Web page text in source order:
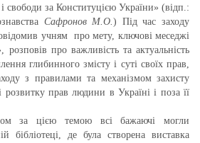
свободи за Конституцією України» (відп.:
Сафронов М.О.) Під час заходу
учням про мету, ключові меседжі
про важливість та актуальність
глибинного змісту і суті своїх прав,
з правилами та механізмом захисту
розвитку прав людини в Україні і поза її
за цією темою всі бажаючі могли
бібліотеці, де була створена виставка